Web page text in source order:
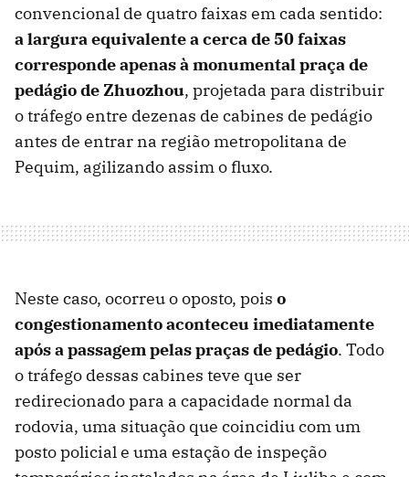
convencional de quatro faixas em cada sentido:
a largura equivalente a cerca de 50 faixas
corresponde apenas à monumental praça de
pedágio de Zhuozhou, projetada para distribuir
o tráfego entre dezenas de cabines de pedágio
antes de entrar na região metropolitana de
Pequim, agilizando assim o fluxo.
Neste caso, ocorreu o oposto, pois o
congestionamento aconteceu imediatamente
após a passagem pelas praças de pedágio. Todo
o tráfego dessas cabines teve que ser
redirecionado para a capacidade normal da
rodovia, uma situação que coincidiu com um
posto policial e uma estação de inspeção